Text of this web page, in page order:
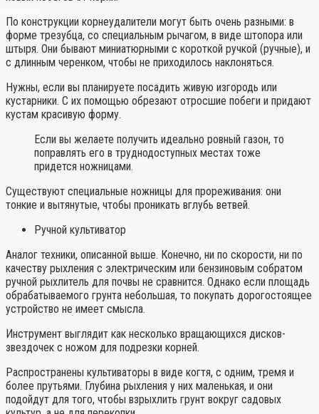
По конструкции корнеудалители могут быть очень разными: в
форме трезубца, со специальным рычагом, в виде штопора или
штыря. Они бывают миниатюрными с короткой ручкой (ручные), и
с длинным черенком, чтобы не приходилось наклоняться.
Нужны, если вы планируете посадить живую изгородь или
кустарники. С их помощью обрезают отросшие побеги и придают
кустам красивую форму.
Если вы желаете получить идеально ровный газон, то
поправлять его в труднодоступных местах тоже
придется ножницами.
Существуют специальные ножницы для прореживания: они
тонкие и вытянутые, чтобы проникать вглубь ветвей.
Ручной культиватор
Аналог техники, описанной выше. Конечно, ни по скорости, ни по
качеству рыхления с электрическим или бензиновым собратом
ручной рыхлитель для почвы не сравнится. Однако если площадь
обрабатываемого грунта небольшая, то покупать дорогостоящее
устройство не имеет смысла.
Инструмент выглядит как несколько вращающихся дисков-
звездочек с ножом для подрезки корней.
Распространены культиваторы в виде когтя, с одним, тремя и
более прутьями. Глубина рыхления у них маленькая, и они
подойдут для того, чтобы взрыхлить грунт вокруг садовых